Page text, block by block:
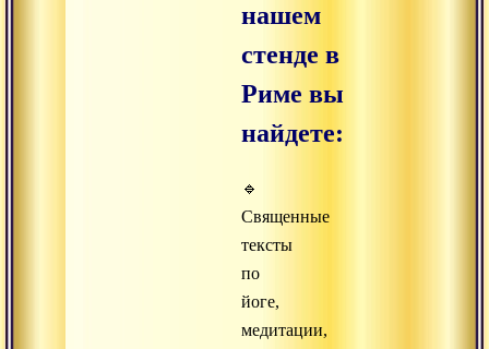
нашем
стенде в
Риме вы
найдете:
🔹
Священные
тексты
по
йоге,
медитации,